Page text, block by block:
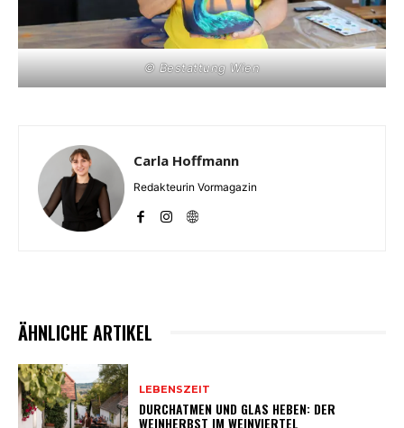
© Bestattung Wien
Carla Hoffmann
Redakteurin Vormagazin
ÄHNLICHE ARTIKEL
LEBENSZEIT
DURCHATMEN UND GLAS HEBEN: DER
WEINHERBST IM WEINVIERTEL